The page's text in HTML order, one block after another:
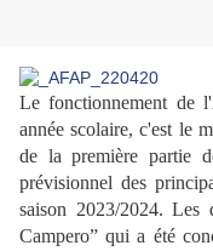
Le fonctionnement de
année scolaire, c'est le
de la première partie
prévisionnel des
saison 2023/2024. Les
Campero” qui a été